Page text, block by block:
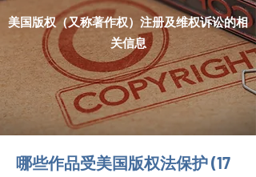
美国版权（又称著作权）注册及维权诉讼的相
关信息
哪些作品受美国版权法保护 (17